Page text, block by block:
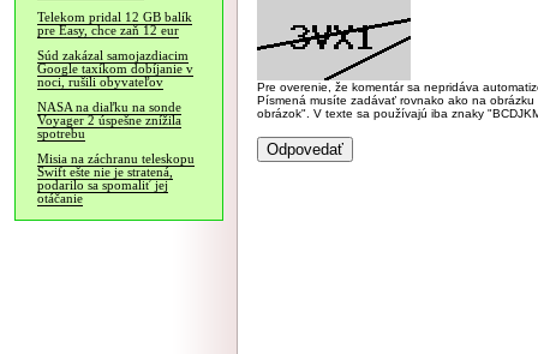
Telekom pridal 12 GB balík
pre Easy, chce zaň 12 eur
Súd zakázal samojazdiacim
Google taxíkom dobíjanie v
noci, rušili obyvateľov
NASA na diaľku na sonde
Voyager 2 úspešne znížila
spotrebu
Misia na záchranu teleskopu
Swift ešte nie je stratená,
podarilo sa spomaliť jej
otáčanie
Pre overenie, že komentár sa nepridáva
Písmená musíte zadávať rovnako ako na
obrázok". V texte sa používajú iba znaky